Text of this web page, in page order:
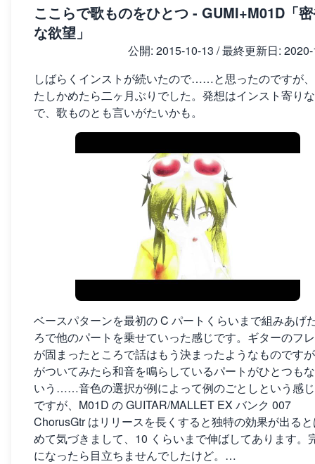
ここらで歌ものをひとつ - GUMI+M01D「
な欲望」
公開: 2015-10-13 / 最終更新日:
しばらくインストが続いたので……と思ったのですが
たしかめたら二ヶ月ぶりでした。発想はインスト寄り
で、歌ものとも言いがたいかも。
ベースパターンを最初の C パートくらいまで組みあげ
ろで他のパートを乗せていった感じです。ギターのフ
が固まったところで話はもう決まったようなものです
がついてみたら和音を鳴らしているパートがひとつも
いう……音色の選択が例によって例のごとしという感
ですが、M01D の GUITAR/MALLET EX バンク 007
ChorusGtr はリリースを長くすると独特の効果が出る
めて気づきまして、10 くらいまで伸ばしてあります。
になったら目立ちませんでしたけど。…